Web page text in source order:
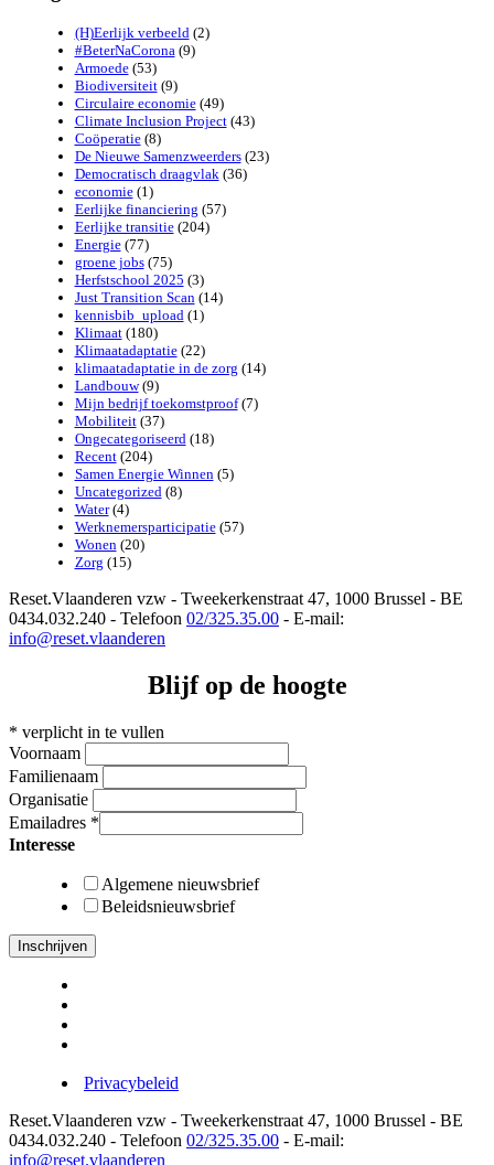
(H)Eerlijk verbeeld(2)
#BeterNaCorona(9)
Armoede(53)
Biodiversiteit(9)
Circulaire economie(49)
Climate Inclusion Project(43)
Coöperatie(8)
De Nieuwe Samenzweerders(23)
Democratisch draagvlak(36)
economie(1)
Eerlijke financiering (57)
Eerlijke transitie(204)
Energie(77)
groene jobs(75)
Herfstschool 2025 (3)
Just Transition Scan(14)
kennisbib_upload(1)
Klimaat(180)
Klimaatadaptatie(22)
klimaatadaptatie in de zorg (14)
Landbouw(9)
Mijn bedrijf toekomstproof(7)
Mobiliteit(37)
Ongecategoriseerd(18)
Recent(204)
Samen Energie Winnen(5)
Uncategorized(8)
Water(4)
Werknemersparticipatie(57)
Wonen(20)
Zorg (15)
Reset.Vlaanderen vzw - Tweekerkenstraat 47, 1000 Brussel - BE
0434.032.240 - Telefoon 02/325.35.00 - E-mail:
info@reset.vlaanderen
Blijf op de hoogte
* verplicht in te vullen
Voornaam
Familienaam
Organisatie
Emailadres *
Interesse
Algemene nieuwsbrief
Beleidsnieuwsbrief
Privacybeleid
Reset.Vlaanderen vzw - Tweekerkenstraat 47, 1000 Brussel - BE
0434.032.240 - Telefoon 02/325.35.00 - E-mail:
info@reset.vlaanderen